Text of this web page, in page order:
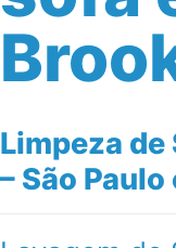
Limpeza de
– São